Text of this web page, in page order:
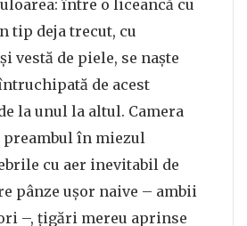
între o liceancă cu
tip deja trecut, cu
vestă de piele, se naște
de acest
la unul la altul. Camera
preambul în miezul
cu aer inevitabil de
pânze ușor naive – ambii
–, țigări mereu aprinse